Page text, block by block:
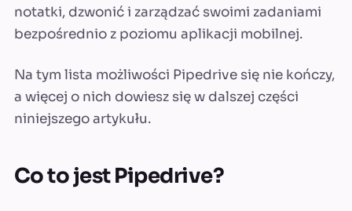
notatki, dzwonić i zarządzać swoimi zadaniami
bezpośrednio z poziomu aplikacji mobilnej.
Na tym lista możliwości Pipedrive się nie kończy,
a więcej o nich dowiesz się w dalszej części
niniejszego artykułu.
Co to jest Pipedrive?